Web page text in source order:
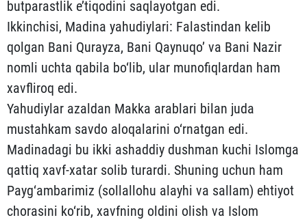
butparastlik e’tiqodini saqlayotgan edi.
Ikkinchisi, Madina yahudiylari: Falastindan kelib
qolgan Bani Qurayza, Bani Qaynuqo’ va Bani Nazir
nomli uchta qabila bo‘lib, ular munofiqlardan ham
xavfliroq edi.
Yahudiylar azaldan Makka arablari bilan juda
mustahkam sav­do aloqalarini o‘rnatgan edi.
Madinadagi bu ikki ashaddiy dush­man kuchi Islomga
qattiq xavf-xatar solib turardi. Shuning uchun ham
Payg‘ambarimiz (sollallohu alayhi va sallam) ehtiyot
chorasini ko‘rib, xavfning oldini olish va Islom